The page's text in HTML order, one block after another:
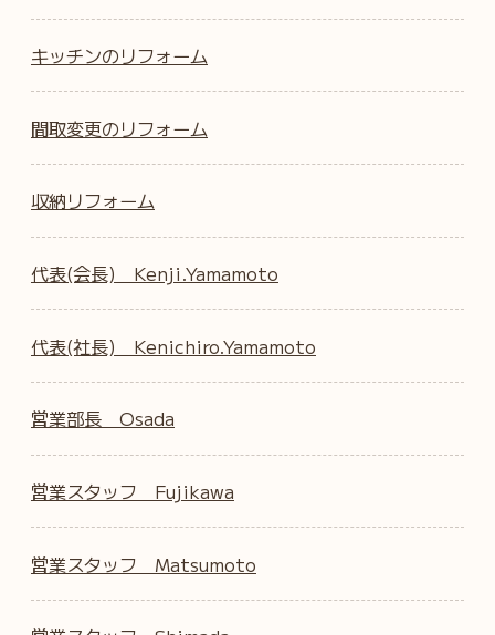
キッチンのリフォーム
間取変更のリフォーム
収納リフォーム
代表(会長) Kenji.Yamamoto
代表(社長) Kenichiro.Yamamoto
営業部長 Osada
営業スタッフ Fujikawa
営業スタッフ Matsumoto